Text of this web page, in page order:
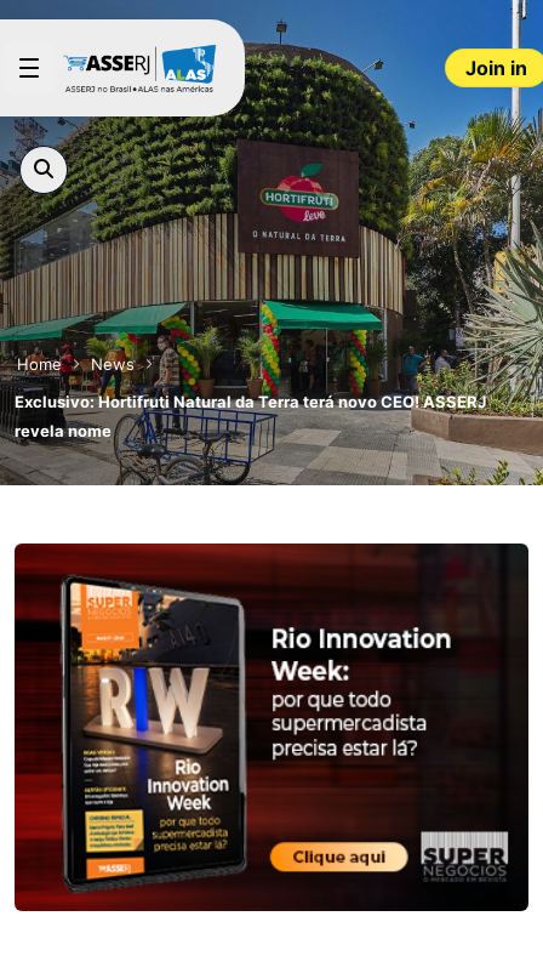
Skip to Main Content
Join in
Home
News
Exclusivo: Hortifruti Natural da Terra terá novo CEO! ASSERJ
revela nome